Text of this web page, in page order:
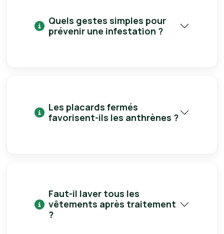
Quels gestes simples pour
prévenir une infestation ?
Les placards fermés
favorisent-ils les anthrènes ?
Faut-il laver tous les
vêtements après traitement
?